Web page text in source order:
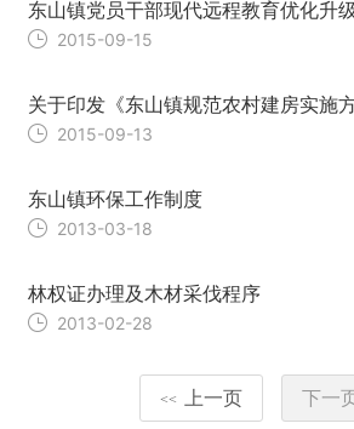
东山镇党员干部现代远程教育优化升
2015-09-15
关于印发《东山镇规范农村建房实施
2015-09-13
东山镇环保工作制度
2013-03-18
林权证办理及木材采伐程序
2013-02-28
<< 上一页 下一